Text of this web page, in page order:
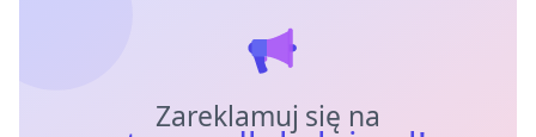
Zareklamuj się na